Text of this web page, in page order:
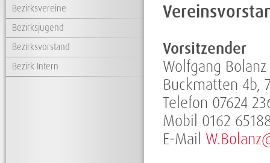
Bezirksvereine
Bezirksjugend
Bezirksvorstand
Bezirk Intern
Vorsitzender
Wolfgang Bolanz
Buckmatten 4b,
Telefon 07624
Mobil 0162
E-Mail